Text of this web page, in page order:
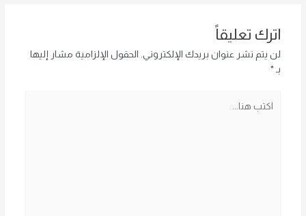
اترك تعليقاً
لن يتم نشر عنوان بريدك الإلكتروني.
الحقول الإلزامية مشار إليها
بـ *
هنا...